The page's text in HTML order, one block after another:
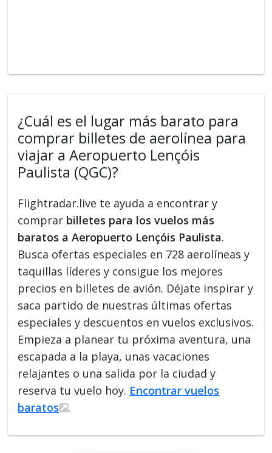
¿Cuál es el lugar más barato para
comprar billetes de aerolínea para
viajar a Aeropuerto Lençóis
Paulista (QGC)?
Flightradar.live te ayuda a encontrar y
comprar billetes para los vuelos más
baratos a Aeropuerto Lençóis Paulista.
Busca ofertas especiales en 728 aerolíneas y
taquillas líderes y consigue los mejores
precios en billetes de avión. Déjate inspirar y
saca partido de nuestras últimas ofertas
especiales y descuentos en vuelos exclusivos.
Empieza a planear tu próxima aventura, una
escapada a la playa, unas vacaciones
relajantes o una salida por la ciudad y
reserva tu vuelo hoy. Encontrar vuelos
baratos
.